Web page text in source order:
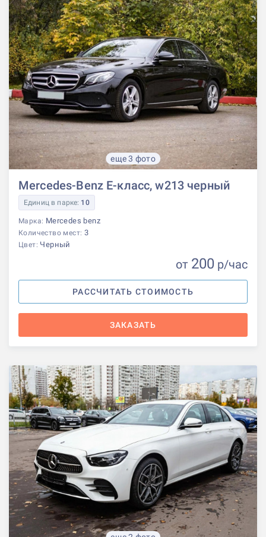
еще 3 фото
Mercedes-Benz E-класс, w213 черный
Единиц в парке: 10
Марка: Mercedes benz
Количество мест: 3
Цвет: Черный
от 200 р/час
РАССЧИТАТЬ СТОИМОСТЬ
ЗАКАЗАТЬ